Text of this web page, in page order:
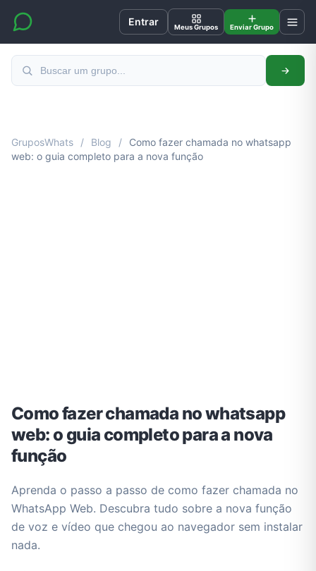
Entrar Meus Grupos Enviar Grupo
GruposWhats / Blog /
Como fazer chamada no whatsapp
web: o guia completo para a nova função
Como fazer chamada no whatsapp
web: o guia completo para a nova
função
Aprenda o passo a passo de como fazer chamada no
WhatsApp Web. Descubra tudo sobre a nova função
de voz e vídeo que chegou ao navegador sem instalar
nada.